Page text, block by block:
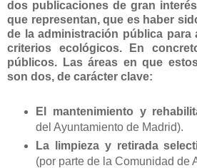
dos publicaciones de gran
que representan, que es haber
de la administración pública para
criterios ecológicos. En
públicos. Las áreas en que
son dos, de carácter clave:
El mantenimiento y
del Ayuntamiento de Madrid).
La limpieza y retirada
(por parte de la Comunidad de